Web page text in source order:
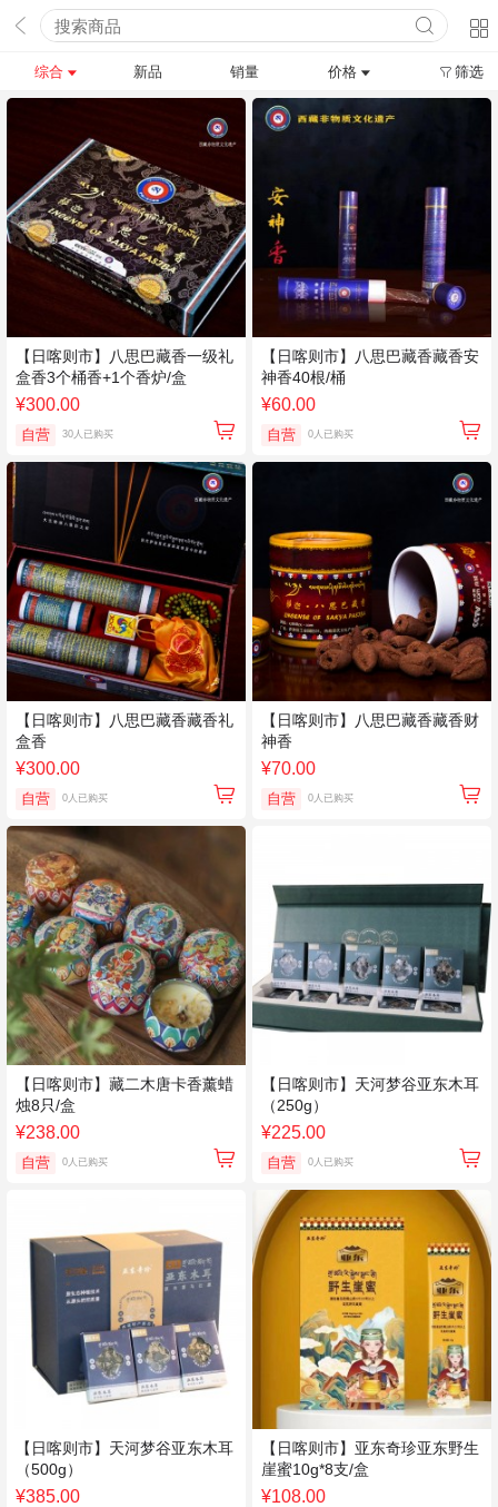
综合 新品 销量 价格 筛选
【日喀则市】八思巴藏香一级礼
盒香3个桶香+1个香炉/盒
¥300.00
自营 30人已购买
【日喀则市】八思巴藏香藏香安
神香40根/桶
¥60.00
自营 0人已购买
【日喀则市】八思巴藏香藏香礼
盒香
¥300.00
自营 0人已购买
【日喀则市】八思巴藏香藏香财
神香
¥70.00
自营 0人已购买
【日喀则市】藏二木唐卡香薰蜡
烛8只/盒
¥238.00
自营 0人已购买
【日喀则市】天河梦谷亚东木耳
（250g）
¥225.00
自营 0人已购买
【日喀则市】天河梦谷亚东木耳
（500g）
¥385.00
【日喀则市】亚东奇珍亚东野生
崖蜜10g*8支/盒
¥108.00